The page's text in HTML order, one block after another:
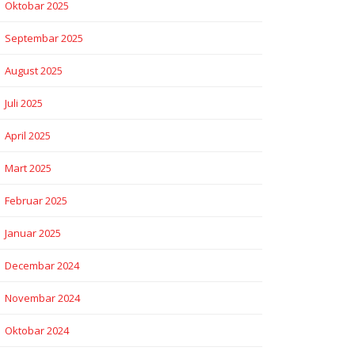
Oktobar 2025
Septembar 2025
August 2025
Juli 2025
April 2025
Mart 2025
Februar 2025
Januar 2025
Decembar 2024
Novembar 2024
Oktobar 2024